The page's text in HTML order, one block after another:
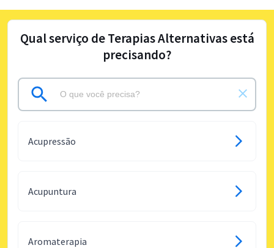
Qual serviço de Terapias Alternativas está
precisando?
Acupressão
Acupuntura
Aromaterapia